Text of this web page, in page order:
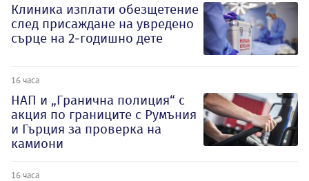
Клиника изплати обезщетение
след присаждане на увредено
сърце на 2-годишно дете
16 часа
НАП и „Гранична полиция“ с
акция по границите с Румъния
и Гърция за проверка на
камиони
16 часа